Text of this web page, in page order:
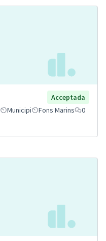
Acceptada
Municipi Fons Marins
0